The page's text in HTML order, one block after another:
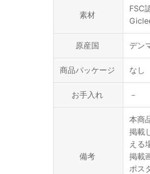
素材
FSC
原産国 デン
商品パッケージ なし
お手入れ －
備考
本商
掲載
える
掲載
ポス